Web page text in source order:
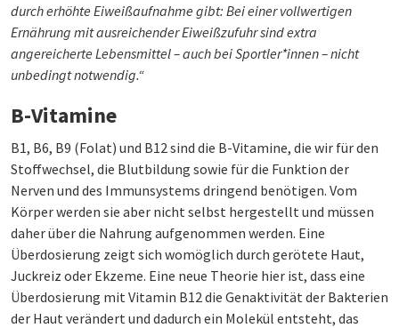
durch erhöhte Eiweißaufnahme gibt: Bei einer vollwertigen
Ernährung mit ausreichender Eiweißzufuhr sind extra
angereicherte Lebensmittel – auch bei Sportler*innen – nicht
unbedingt notwendig.“
B-Vitamine
B1, B6, B9 (Folat) und B12 sind die B-Vitamine, die wir für den
Stoffwechsel, die Blutbildung sowie für die Funktion der
Nerven und des Immunsystems dringend benötigen. Vom
Körper werden sie aber nicht selbst hergestellt und müssen
daher über die Nahrung aufgenommen werden. Eine
Überdosierung zeigt sich womöglich durch gerötete Haut,
Juckreiz oder Ekzeme. Eine neue Theorie hier ist, dass eine
Überdosierung mit Vitamin B12 die Genaktivität der Bakterien
der Haut verändert und dadurch ein Molekül entsteht, das